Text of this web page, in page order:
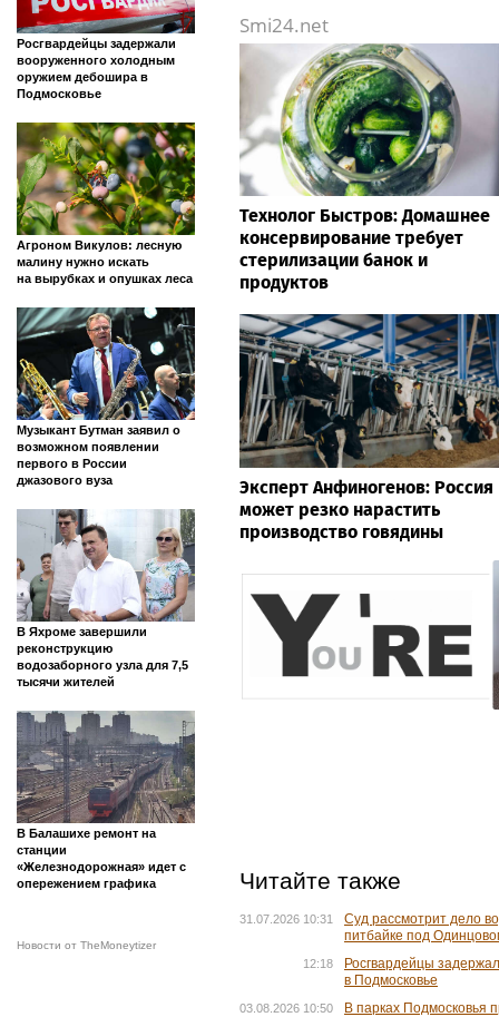
Росгвардейцы задержали
вооруженного холодным
оружием дебошира в
Подмосковье
Агроном Викулов: лесную
малину нужно искать
на вырубках и опушках леса
Музыкант Бутман заявил о
возможном появлении
первого в России
джазового вуза
В Яхроме завершили
реконструкцию
водозаборного узла для 7,5
тысячи жителей
В Балашихе ремонт на
станции
«Железнодорожная» идет с
опережением графика
Новости от TheMoneytizer
Smi24.net
Технолог Быстров: Домашнее
консервирование требует
стерилизации банок и
продуктов
Эксперт Анфиногенов: Россия
может резко нарастить
производство говядины
Читайте также
31.07.2026 10:31
Суд рассмотрит дело
питбайке под
12:18
Росгвардейцы
в Подмосковье
03.08.2026 10:50
В парках Подмосковья